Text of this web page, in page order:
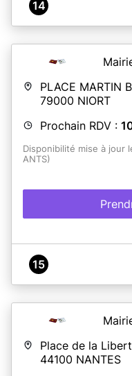
14
PLACE MARTIN
79000 NIORT
Prochain RDV :
Disponibilité mise à jour
ANTS)
15
Place de la
44100 NANTES